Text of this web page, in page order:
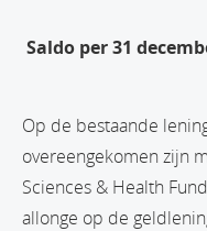
Saldo per 31
Op de bestaande
overeengekomen zijn
Sciences & Health
allonge op de